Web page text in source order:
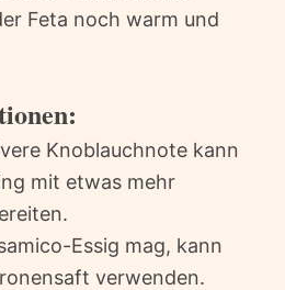
Feta noch warm und
Knoblauchnote kann
mit etwas mehr
Essig mag, kann
verwenden.